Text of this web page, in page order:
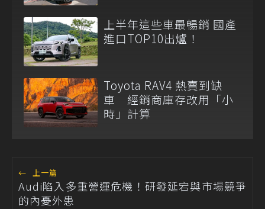
上半年這些車最暢銷 國產
進口TOP10出爐！
Toyota RAV4 熱賣到缺
車 經銷商庫存改用「小
時」計算
← 上一篇
Audi陷入多重營運危機！研發延宕與市場競爭
的內憂外患